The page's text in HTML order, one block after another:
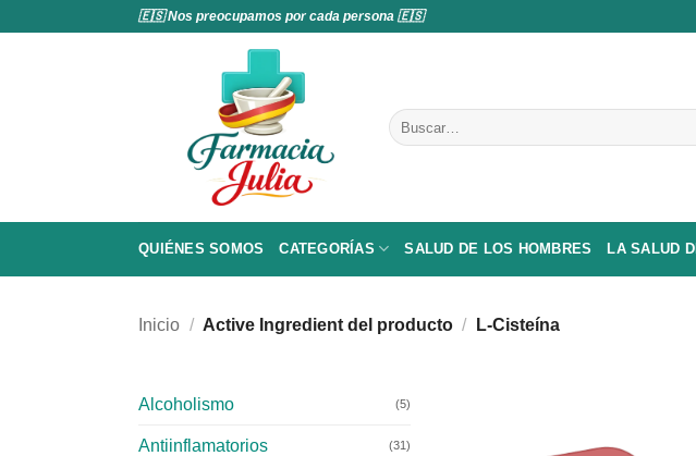
🇪🇸 Nos preocupamos por cada persona 🇪🇸
Buscar
por:
QUIÉNES SOMOS CATEGORÍAS SALUD DE LOS HOMBRES LA SALUD
Inicio / Active Ingredient del producto / L-Cisteína
Alcoholismo (5)
Antiinflamatorios (31)